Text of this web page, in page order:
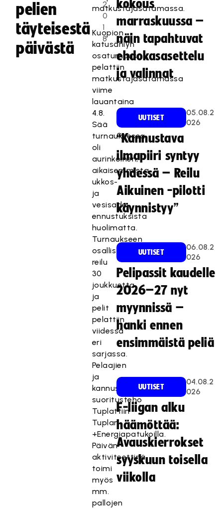
pelien
täyteisestä
päivästä
2
0
1
8
matkustajasatamassa.
Kuopion
katusählyn
osaturnaus
pelattiin
matkustajasatamassa
viime
lauantaina
4.8.
Sää
turnauksessa
oli
aurinkoinen,
aikaisemmista
ukkos-
ja
vesisade-
ennustuksista
huolimatta.
Turnaukseen
osallistui
reilu
30
joukkuetta
ja
pelit
pelattiin
viidessä
eri
sarjassa.
Pelaajien
ja
kannustusjoukkojen
suoritusteho
Tuplattiin
Tuplan
+Energiapatukoilla.
Päivän
aktiviteettinä
toimi
myös
mm.
pallojen
kokous
marraskuussa –
näin tapahtuvat
ehdokasasettelu
ja valinnat
UUTISET
05.08.2
026
“Kannustava
ilmapiiri syntyy
yhdessä – Reilu
Aikuinen -pilotti
käynnistyy”
UUTISET
06.08.2
026
Pelipassit kaudelle
2026–27 nyt
myynnissä –
hanki ennen
ensimmäistä peliä
UUTISET
04.08.2
026
F-liigan alku
häämöttää:
Avauskierrokset
syyskuun toisella
viikolla